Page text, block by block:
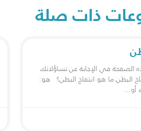
ذات صلة
في الإجابة عن تساؤلاتك
البطن ما هو انتفاخ البطن؟ هو:
أو